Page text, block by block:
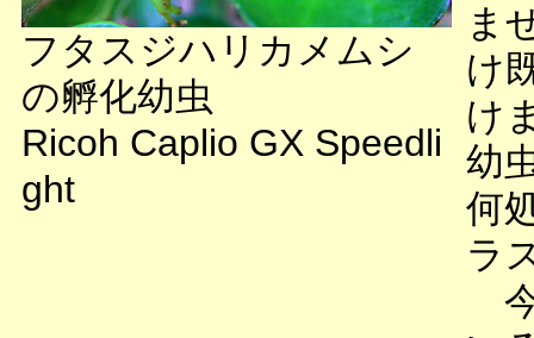
フタスジハリカメムシ
の孵化幼虫
Ricoh Caplio GX Speedli
ght
ま
け
け
幼
何
ラ